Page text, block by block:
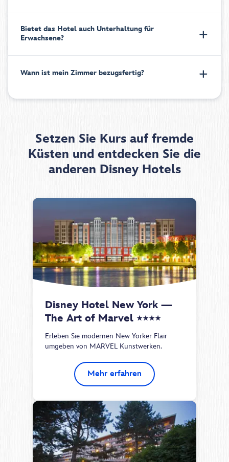
Bietet das Hotel auch Unterhaltung für
Erwachsene?
Wann ist mein Zimmer bezugsfertig?
Setzen Sie Kurs auf fremde
Küsten und entdecken Sie die
anderen Disney Hotels
Disney Hotel New York —
The Art of Marvel ★★★★
Erleben Sie modernen New Yorker Flair
umgeben von MARVEL Kunstwerken.
Mehr erfahren